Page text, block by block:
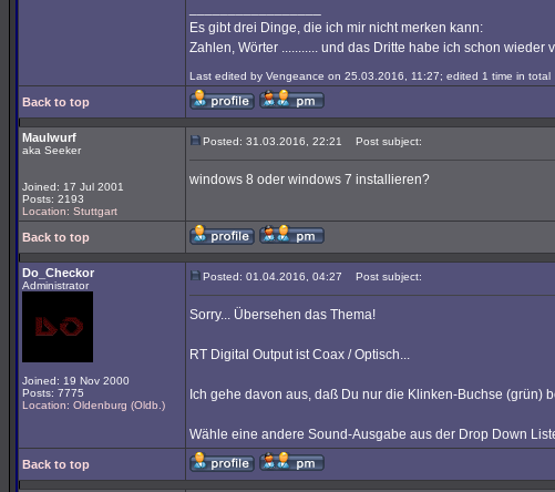
Es gibt drei Dinge, die ich mir nicht merken kann:
Zahlen, Wörter ........... und das Dritte habe ich schon wieder
Last edited by Vengeance on 25.03.2016, 11:27; edited 1 time in total
Back to top
Maulwurf
aka Seeker
Joined: 17 Jul 2001
Posts: 2193
Location: Stuttgart
Posted: 31.03.2016, 22:21 Post subject:
windows 8 oder windows 7 installieren?
Back to top
Do_Checkor
Administrator
Joined: 19 Nov 2000
Posts: 7775
Location: Oldenburg (Oldb.)
Posted: 01.04.2016, 04:27 Post subject:
Sorry... Übersehen das Thema!
RT Digital Output ist Coax / Optisch...
Ich gehe davon aus, daß Du nur die Klinken-Buchse (grün)
Wähle eine andere Sound-Ausgabe aus der Drop Down
Back to top